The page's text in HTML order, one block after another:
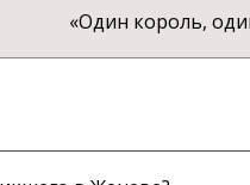
«Один король,